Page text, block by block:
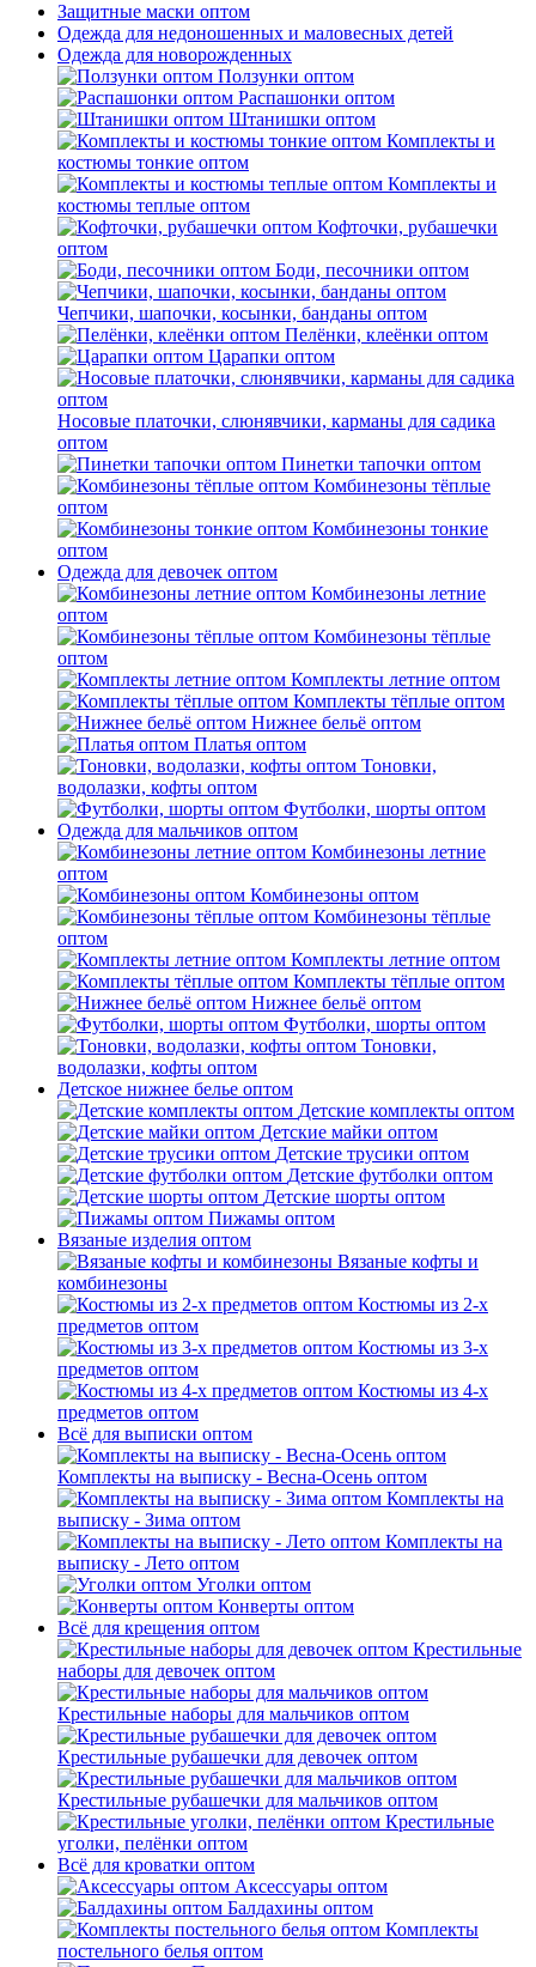
Защитные маски оптом
Одежда для недоношенных и маловесных детей
Одежда для новорожденных
Ползунки оптом
Распашонки оптом
Штанишки оптом
Комплекты и
костюмы тонкие оптом
Комплекты и
костюмы теплые оптом
Кофточки, рубашечки
оптом
Боди, песочники оптом
Чепчики, шапочки, косынки, банданы оптом
Пелёнки, клеёнки оптом
Царапки оптом
Носовые платочки, слюнявчики, карманы для садика
оптом
Пинетки тапочки оптом
Комбинезоны тёплые
оптом
Комбинезоны тонкие
оптом
Одежда для девочек оптом
Комбинезоны летние
оптом
Комбинезоны тёплые
оптом
Комплекты летние оптом
Комплекты тёплые оптом
Нижнее бельё оптом
Платья оптом
Тоновки,
водолазки, кофты оптом
Футболки, шорты оптом
Одежда для мальчиков оптом
Комбинезоны летние
оптом
Комбинезоны оптом
Комбинезоны тёплые
оптом
Комплекты летние оптом
Комплекты тёплые оптом
Нижнее бельё оптом
Футболки, шорты оптом
Тоновки,
водолазки, кофты оптом
Детское нижнее белье оптом
Детские комплекты оптом
Детские майки оптом
Детские трусики оптом
Детские футболки оптом
Детские шорты оптом
Пижамы оптом
Вязаные изделия оптом
Вязаные кофты и
комбинезоны
Костюмы из 2-х
предметов оптом
Костюмы из 3-х
предметов оптом
Костюмы из 4-х
предметов оптом
Всё для выписки оптом
Комплекты на выписку - Весна-Осень оптом
Комплекты на
выписку - Зима оптом
Комплекты на
выписку - Лето оптом
Уголки оптом
Конверты оптом
Всё для крещения оптом
Крестильные
наборы для девочек оптом
Крестильные наборы для мальчиков оптом
Крестильные рубашечки для девочек оптом
Крестильные рубашечки для мальчиков оптом
Крестильные
уголки, пелёнки оптом
Всё для кроватки оптом
Аксессуары оптом
Балдахины оптом
Комплекты
постельного белья оптом